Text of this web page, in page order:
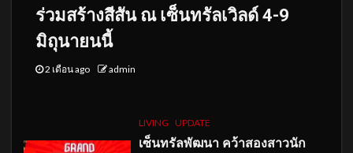
ร่วมสร้างสีสัน ณ เซ็นทรัลเวิลด์ 4-9
มิถุนายนนี้
2 เดือน ago admin
LIVING UPDATE
เซ็นทรัลพัฒนา คว้าสองสาวนัก